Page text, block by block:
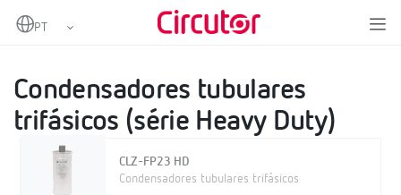
Home Condensadores e reatâncias, BT
Condensadores BT
Condensadores tubulares
trifásicos (série Heavy Duty)
CLZ-FP23 HD
Condensadores tubulares trifásicos